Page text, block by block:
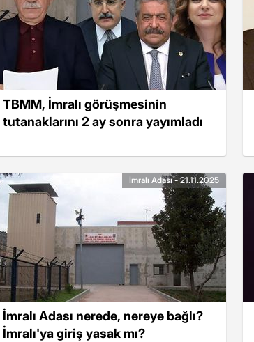
TBMM, İmralı görüşmesinin
tutanaklarını 2 ay sonra yayımladı
İmralı Adası nerede, nereye bağlı?
İmralı'ya giriş yasak mı?
İmralı Adası - 21.11.2025